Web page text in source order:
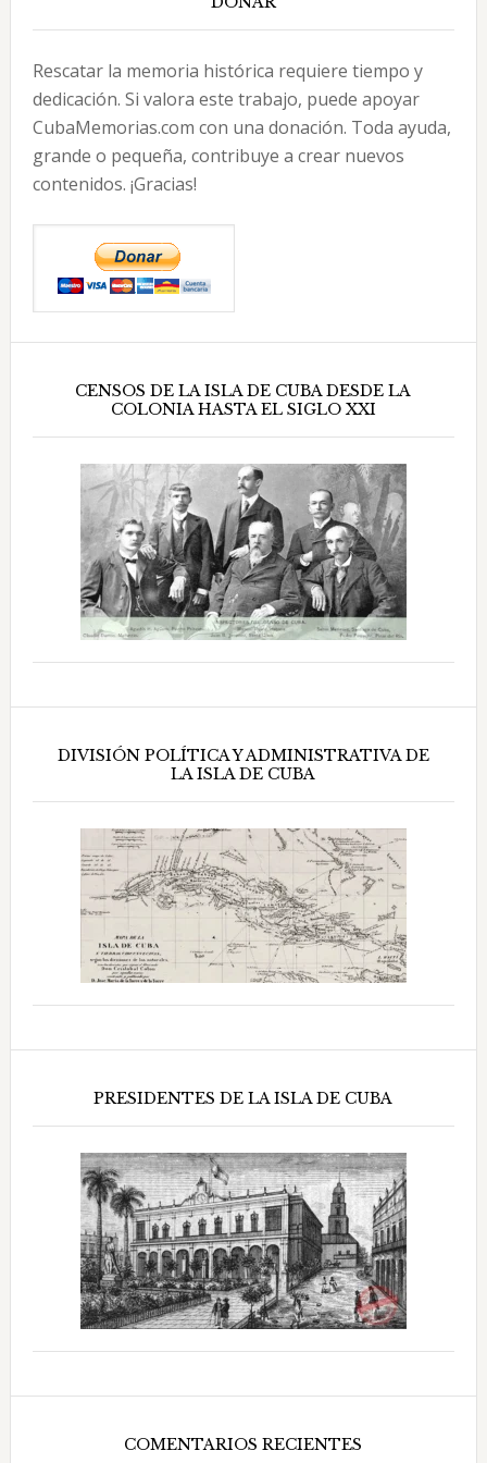
Rescatar la memoria histórica requiere tiempo y
dedicación. Si valora este trabajo, puede apoyar
CubaMemorias.com con una donación. Toda ayuda,
grande o pequeña, contribuye a crear nuevos
contenidos. ¡Gracias!
CENSOS DE LA ISLA DE CUBA DESDE LA
COLONIA HASTA EL SIGLO XXI
DIVISIÓN POLÍTICA Y ADMINISTRATIVA DE
LA ISLA DE CUBA
PRESIDENTES DE LA ISLA DE CUBA
COMENTARIOS RECIENTES